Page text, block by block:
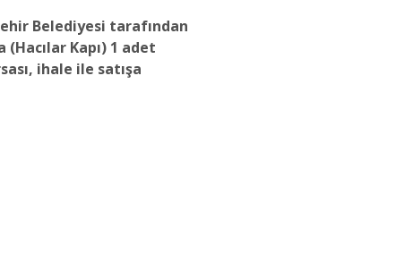
Belediyesi tarafından
(Hacılar Kapı) 1 adet
ihale ile satışa